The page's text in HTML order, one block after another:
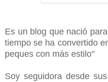
Es un blog que nació
tiempo se ha convertido
peques con más estilo"
Soy seguidora desde